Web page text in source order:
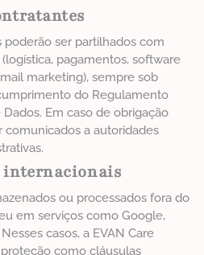
poderão ser partilhados com
pagamentos, software
marketing), sempre sob
do Regulamento
Em caso de obrigação
comunicados a autoridades
internacionais
ou processados fora do
em serviços como Google,
casos, a EVAN Care
como cláusulas